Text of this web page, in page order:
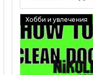
кожаный
уход за
Хобби и увлечения